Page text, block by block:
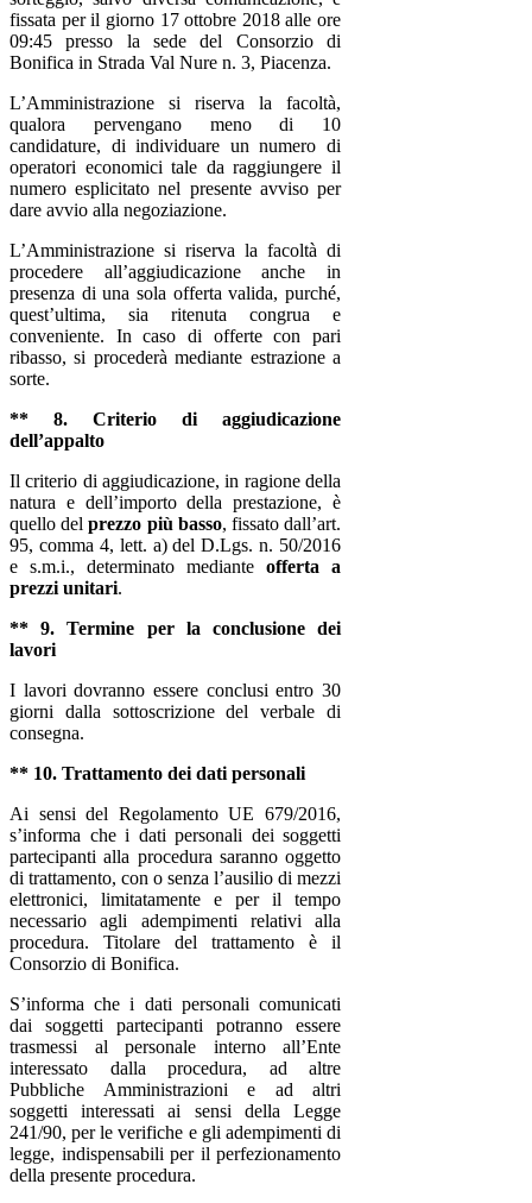
fissata per il giorno 17 ottobre 2018 alle ore
09:45 presso la sede del Consorzio di
Bonifica in Strada Val Nure n. 3, Piacenza.
L’Amministrazione si riserva la facoltà,
qualora pervengano meno di 10
candidature, di individuare un numero di
operatori economici tale da raggiungere il
numero esplicitato nel presente avviso per
dare avvio alla negoziazione.
L’Amministrazione si riserva la facoltà di
procedere all’aggiudicazione anche in
presenza di una sola offerta valida, purché,
quest’ultima, sia ritenuta congrua e
conveniente. In caso di offerte con pari
ribasso, si procederà mediante estrazione a
sorte.
** 8. Criterio di aggiudicazione
dell’appalto
Il criterio di aggiudicazione, in ragione della
natura e dell’importo della prestazione, è
quello delprezzo più basso, fissato dall’art.
95, comma 4, lett. a) del D.Lgs. n. 50/2016
e s.m.i., determinato medianteofferta a
prezzi unitari.
** 9. Termine per la conclusione dei
lavori
I lavori dovranno essere conclusi entro 30
giorni dalla sottoscrizione del verbale di
consegna.
** 10. Trattamento dei dati personali
Ai sensi del Regolamento UE 679/2016,
s’informa che i dati personali dei soggetti
partecipanti alla procedura saranno oggetto
di trattamento, con o senza l’ausilio di mezzi
elettronici, limitatamente e per il tempo
necessario agli adempimenti relativi alla
procedura. Titolare del trattamento è il
Consorzio di Bonifica.
S’informa che i dati personali comunicati
dai soggetti partecipanti potranno essere
trasmessi al personale interno all’Ente
interessato dalla procedura, ad altre
Pubbliche Amministrazioni e ad altri
soggetti interessati ai sensi della Legge
241/90, per le verifiche e gli adempimenti di
legge, indispensabili per il perfezionamento
della presente procedura.